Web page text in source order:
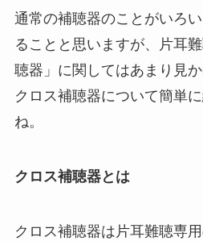
通常の補聴器のことがいろ
ることと思いますが、片耳
聴器」に関してはあまり見か
クロス補聴器について簡単
ね。
クロス補聴器とは
クロス補聴器は片耳難聴専